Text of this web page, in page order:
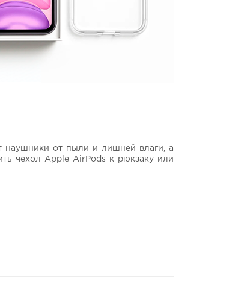
наушники от пыли и лишней влаги, а
чехол Apple AirPods к рюкзаку или